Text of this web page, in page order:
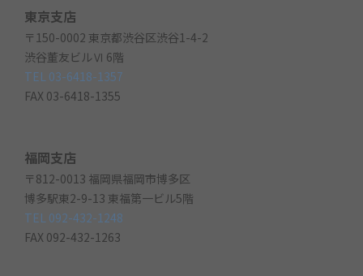
東京支店
〒150-0002 東京都渋谷区渋谷1-4-2
渋谷董友ビルⅥ 6階
TEL 03-6418-1357
FAX 03-6418-1355
福岡支店
〒812-0013 福岡県福岡市博多区
博多駅東2-9-13 東福第一ビル5階
TEL 092-432-1248
FAX 092-432-1263